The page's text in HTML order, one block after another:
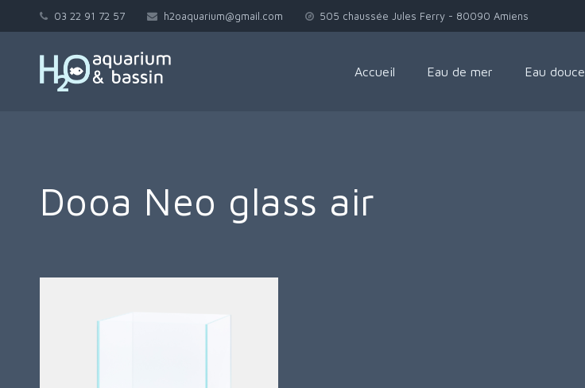
03 22 91 72 57 h2oaquarium@gmail.com 505 chaussée Jules Ferry - 80090 Amiens
Accueil Eau de mer Eau douce
Dooa Neo glass air